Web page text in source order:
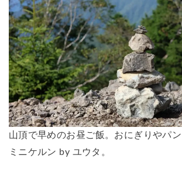
山頂で早めのお昼ご飯。おにぎりやパン
ミニケルン by ユウタ。